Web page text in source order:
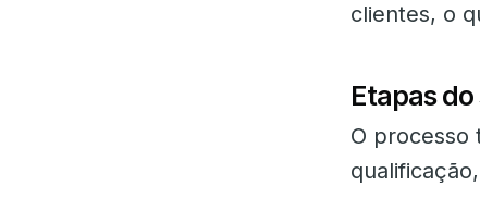
clientes, o
Etapas
O processo